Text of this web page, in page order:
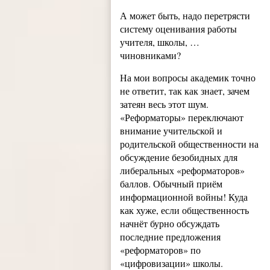
А может быть, надо перетрясти
систему оценивания работы
учителя, школы, …
чиновниками?
На мои вопросы академик точно
не ответит, так как знает, зачем
затеян весь этот шум.
«Реформаторы» переключают
внимание учительской и
родительской общественности на
обсуждение безобидных для
либеральных «реформаторов»
баллов. Обычный приём
информационной войны! Куда
как хуже, если общественность
начнёт бурно обсуждать
последние предложения
«реформаторов» по
«цифровизации» школы.